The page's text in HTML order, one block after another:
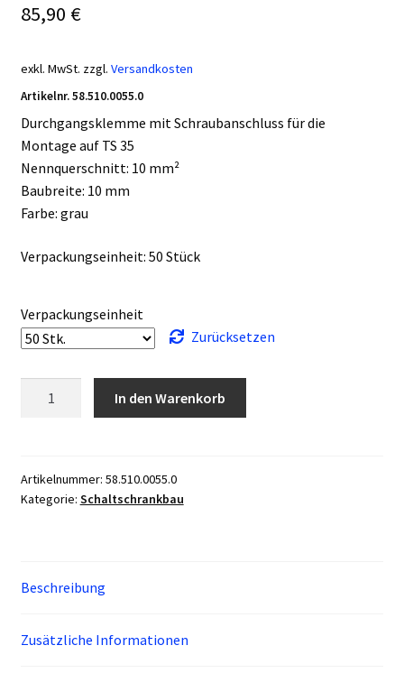
85,90 €
exkl. MwSt. zzgl. Versandkosten
Artikelnr.58.510.0055.0
Durchgangsklemme mit Schraubanschluss für die
Montage auf TS 35
Nennquerschnitt: 10 mm²
Baubreite: 10 mm
Farbe: grau
Verpackungseinheit: 50 Stück
Verpackungseinheit
Zurücksetzen
(50
Stück)
In den Warenkorb
Artikelnummer: 58.510.0055.0
Kategorie: Schaltschrankbau
Beschreibung
Zusätzliche Informationen